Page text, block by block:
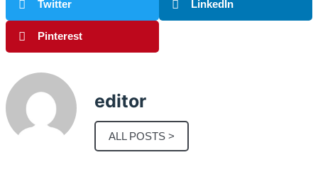
Twitter LinkedIn
Pinterest
editor
ALL POSTS >